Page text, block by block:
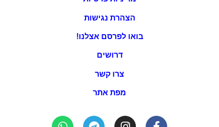
הצהרת נגישות
בואו לפרסם אצלנו!
דרושים
צרו קשר
מפת אתר